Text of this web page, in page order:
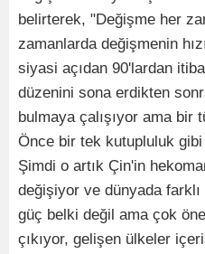
belirterek, "Değişme her
zamanlarda değişmenin
siyasi açıdan 90'lardan
düzenini sona erdikten
bulmaya çalışıyor ama bir
Önce bir tek kutupluluk
Şimdi o artık Çin'in
değişiyor ve dünyada
güç belki değil ama çok
çıkıyor, gelişen ülkeler